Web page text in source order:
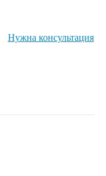
Нужна консультация